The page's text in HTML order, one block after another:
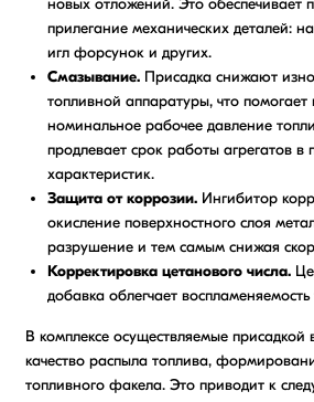
новых отложений. Это обеспечивает
прилегание механических деталей:
игл форсунок и других.
Смазывание. Присадка снижают
топливной аппаратуры, что помогает
номинальное рабочее давление
продлевает срок работы агрегатов в
характеристик.
Защита от коррозии. Ингибитор
окисление поверхностного слоя
разрушение и тем самым снижая
Корректировка цетанового числа.
добавка облегчает
В комплексе осуществляемые присадкой
качество распыла топлива,
топливного факела. Это приводит к